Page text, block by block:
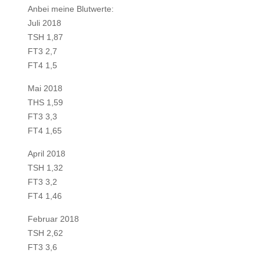
Anbei meine Blutwerte:
Juli 2018
TSH 1,87
FT3 2,7
FT4 1,5
Mai 2018
THS 1,59
FT3 3,3
FT4 1,65
April 2018
TSH 1,32
FT3 3,2
FT4 1,46
Februar 2018
TSH 2,62
FT3 3,6